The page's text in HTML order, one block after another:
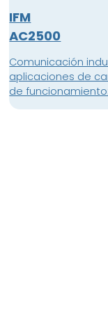
IFM
AC2500
Comunicación
aplicaciones de
de
90 mA, 4 puntos